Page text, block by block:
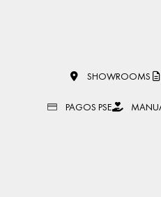
SHOWROOMS
PAGOS PSE